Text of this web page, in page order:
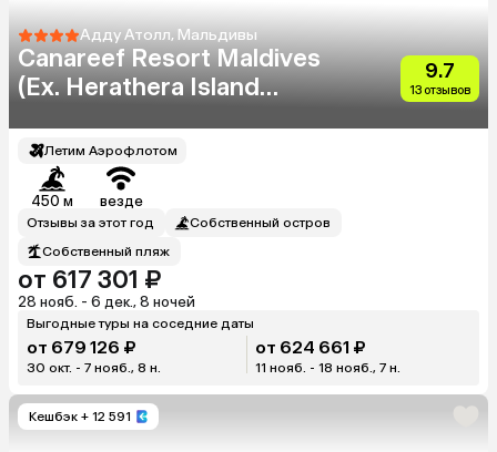
Адду Атолл, Мальдивы
Canareef Resort Maldives
(Ex. Herathera Island
9.7
13 отзывов
Летим Аэрофлотом
450 м везде
Отзывы за этот год
Собственный остров
Собственный пляж
от 617 301 ₽
28 нояб. - 6 дек., 8 ночей
Выгодные туры на соседние даты
от 679 126 ₽
30 окт. - 7 нояб., 8 н.
от 624 661 ₽
11 нояб. - 18 нояб., 7 н.
Кешбэк + 12 591